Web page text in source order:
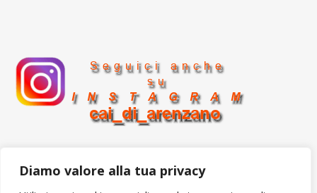
Diamo valore alla tua privacy